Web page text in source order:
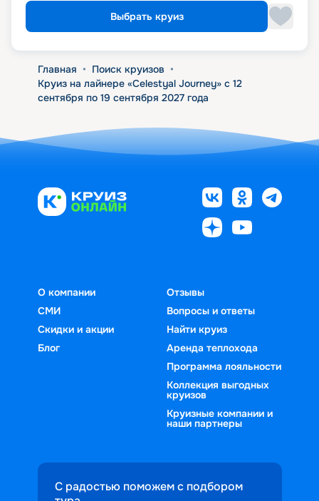
Выбрать круиз
Главная • Поиск круизов •
Круиз на лайнере «Celestyal Journey» с 12
сентября по 19 сентября 2027 года
О компании
СМИ
Скидки и акции
Блог
Отзывы
Вопросы и ответы
Найти круиз
Аренда теплохода
Программа лояльности
Коллекция выгодных
круизов
Круизные компании и
наши партнеры
С радостью поможем с подбором